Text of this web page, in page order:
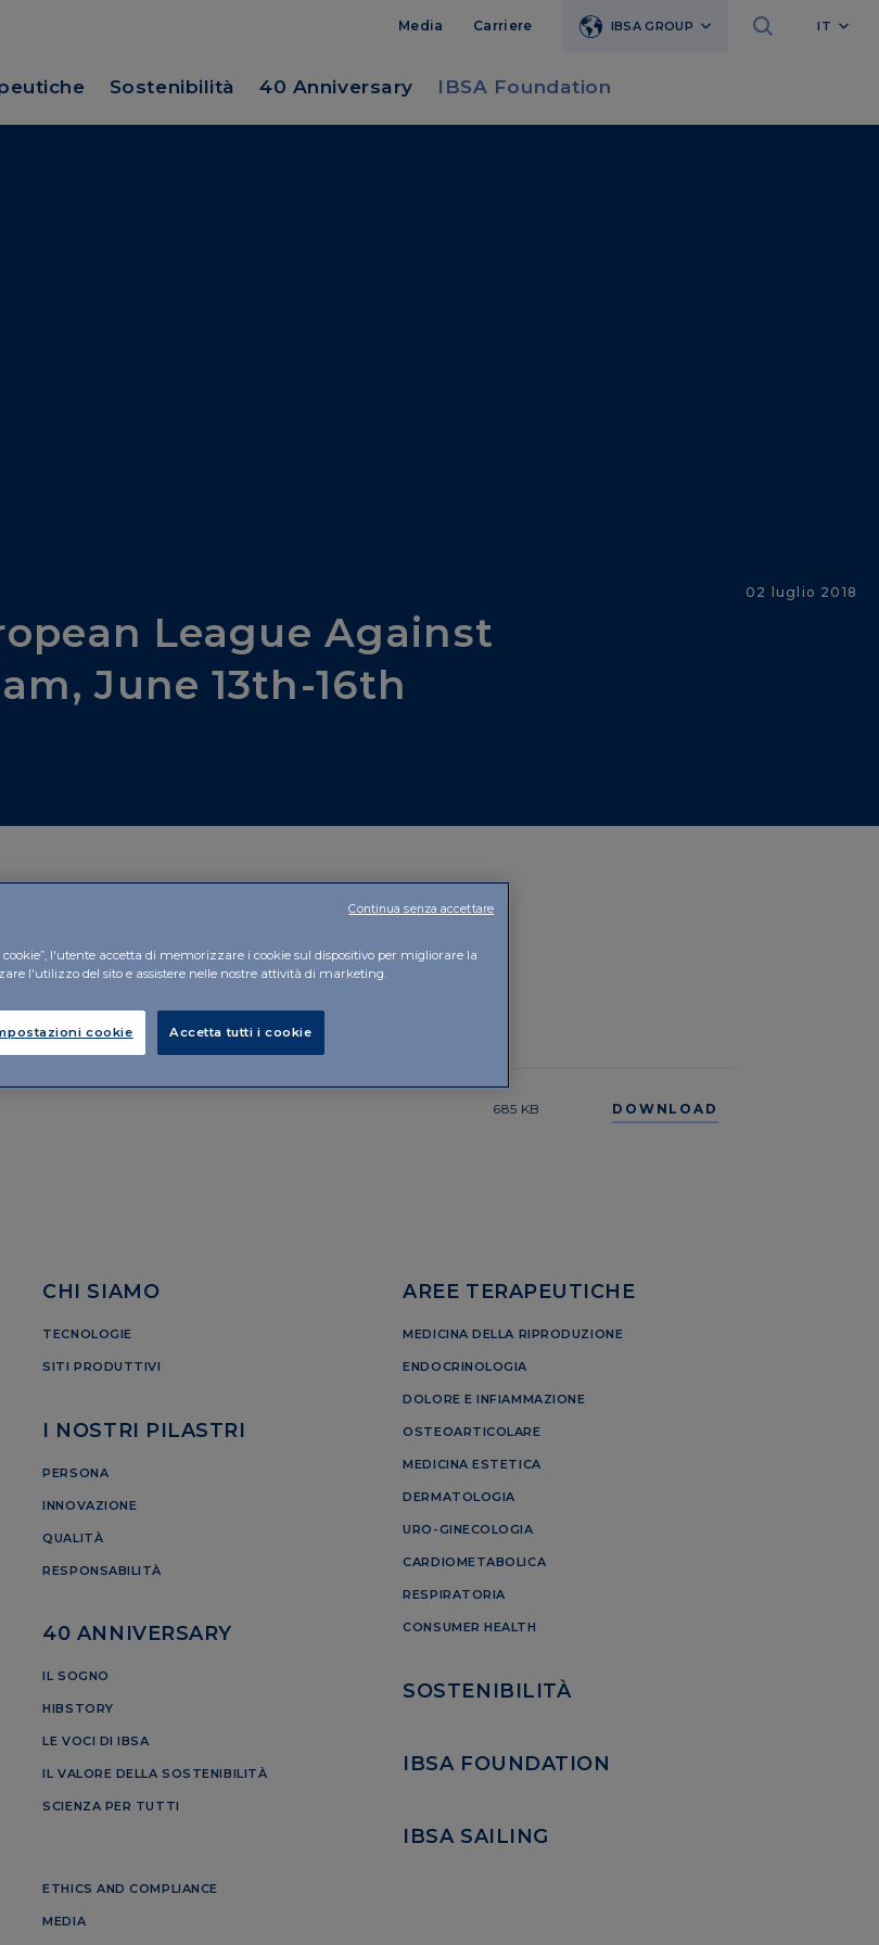
Media Carriere IBSA GROUP IT
Sostenibilità 40 Anniversary IBSA Foundation
02 luglio 2018
League Against
June 13th-16th
685 KB DOWNLOAD
CHI SIAMO
TECNOLOGIE
SITI PRODUTTIVI
I NOSTRI PILASTRI
PERSONA
INNOVAZIONE
QUALITÀ
RESPONSABILITÀ
40 ANNIVERSARY
IL SOGNO
HIBSTORY
LE VOCI DI IBSA
IL VALORE DELLA SOSTENIBILITÀ
SCIENZA PER TUTTI
ETHICS AND COMPLIANCE
MEDIA
AREE TERAPEUTICHE
MEDICINA DELLA RIPRODUZIONE
ENDOCRINOLOGIA
DOLORE E INFIAMMAZIONE
OSTEOARTICOLARE
MEDICINA ESTETICA
DERMATOLOGIA
URO-GINECOLOGIA
CARDIOMETABOLICA
RESPIRATORIA
CONSUMER HEALTH
SOSTENIBILITÀ
IBSA FOUNDATION
IBSA SAILING
l'utente accetta di memorizzare i cookie sul dispositivo per migliorare la
l'utilizzo del sito e assistere nelle nostre attività di marketing.
cookie Accetta tutti i cookie
Continua senza accettare